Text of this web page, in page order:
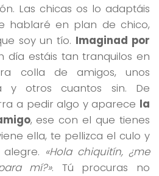
Las chicas os lo adaptáis
hablaré en plan de chico,
soy un tío. Imaginad por
día estáis tan tranquilos en
colla de amigos, unos
y otros cuantos sin. De
a pedir algo y aparece la
, ese con el que tienes
ella, te pellizca el culo y
«Hola chiquitín, ¿me
mí?». Tú procuras no